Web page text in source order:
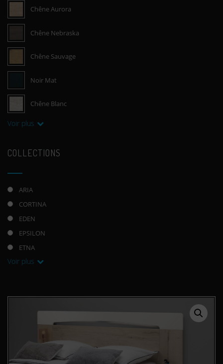
Chêne Aurora
Chêne Nebraska
Chêne Sauvage
Noir Mat
Chêne Blanc
Voir plus
COLLECTIONS
ARIA
CORTINA
EDEN
EPSILON
ETNA
Voir plus